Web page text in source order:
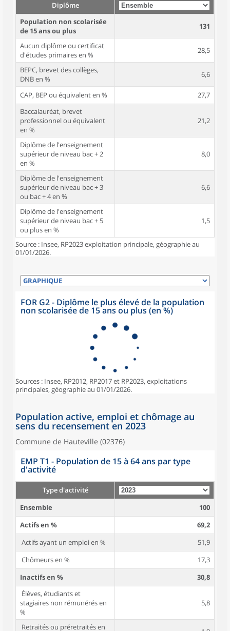
Diplôme
Population non scolarisée
de 15 ans ou plus
131
Aucun diplôme ou certificat
d'études primaires en %
28,5
BEPC, brevet des collèges,
DNB en %
6,6
CAP, BEP ou équivalent en %
27,7
Baccalauréat, brevet
professionnel ou équivalent
en %
21,2
Diplôme de l'enseignement
supérieur de niveau bac + 2
en %
8,0
Diplôme de l'enseignement
supérieur de niveau bac + 3
ou bac + 4 en %
6,6
Diplôme de l'enseignement
supérieur de niveau bac + 5
ou plus en %
1,5
Source : Insee, RP2023 exploitation principale, géographie au
01/01/2026.
FOR G2 - Diplôme le plus élevé de la population
non scolarisée de 15 ans ou plus (en %)
Sources : Insee, RP2012, RP2017 et RP2023, exploitations
principales, géographie au 01/01/2026.
Population active, emploi et chômage au
sens du recensement en 2023
Commune de Hauteville (02376)
EMP T1 - Population de 15 à 64 ans par type
d'activité
Type d'activité
Ensemble
100
Actifs en %
69,2
Actifs ayant un emploi en %
51,9
Chômeurs en %
17,3
Inactifs en %
30,8
Élèves, étudiants et
stagiaires non rémunérés en
%
5,8
Retraités ou préretraités en